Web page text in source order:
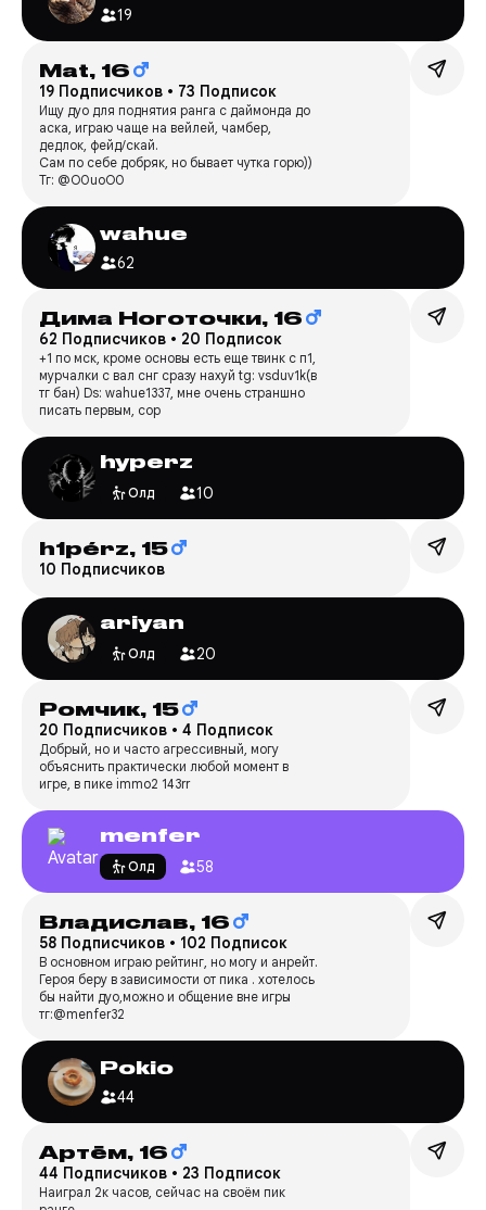
19
Mat, 16
19 Подписчиков • 73 Подписок
Ищу дуо для поднятия ранга с даймонда до
аска, играю чаще на вейлей, чамбер,
дедлок, фейд/скай.
Сам по себе добряк, но бывает чутка горю))
Тг: @O0uoO0
wahue
62
Дима Ноготочки, 16
62 Подписчиков • 20 Подписок
+1 по мск, кроме основы есть еще твинк с п1,
мурчалки с вал снг сразу нахуй tg: vsduv1k(в
тг бан) Ds: wahue1337, мне очень страншно
писать первым, сор
hyperz
Олд 10
h1pérz, 15
10 Подписчиков
ariyan
Олд 20
Ромчик, 15
20 Подписчиков • 4 Подписок
Добрый, но и часто агрессивный, могу
объяснить практически любой момент в
игре, в пике immo2 143rr
menfer
Олд 58
Владислав, 16
58 Подписчиков • 102 Подписок
В основном играю рейтинг, но могу и анрейт.
Героя беру в зависимости от пика . хотелось
бы найти дуо,можно и общение вне игры
тг:@menfer32
Pokio
44
Артём, 16
44 Подписчиков • 23 Подписок
Наиграл 2к часов, сейчас на своём пик